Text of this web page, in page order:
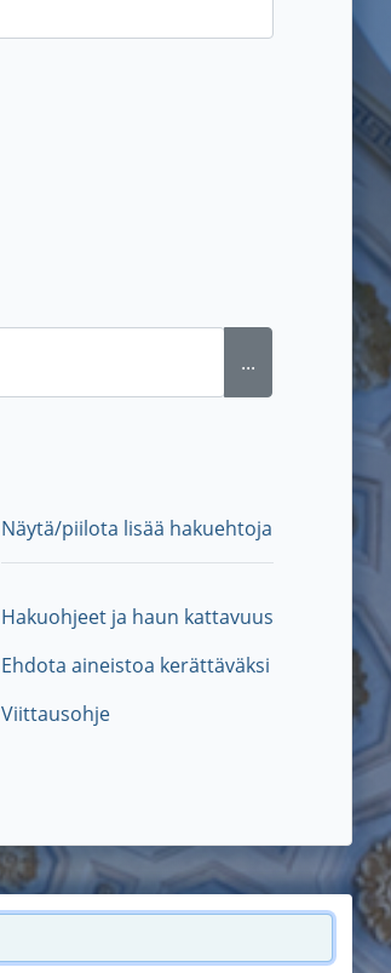
...
Näytä/piilota lisää hakuehtoja
Hakuohjeet ja haun kattavuus
Ehdota aineistoa kerättäväksi
Viittausohje